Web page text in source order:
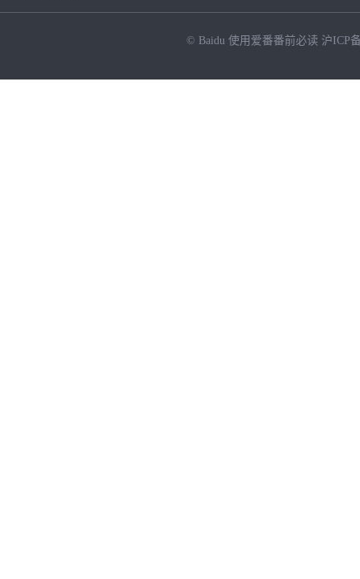
© Baidu 使用爱番番前必读 沪ICP